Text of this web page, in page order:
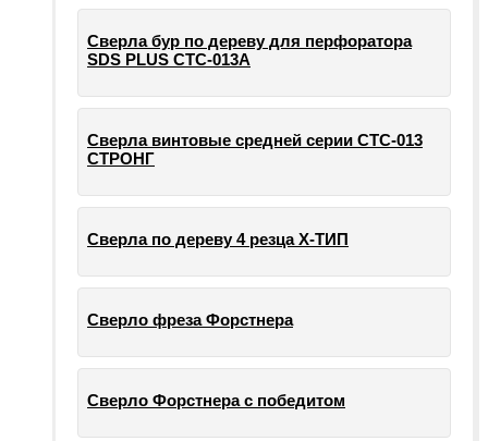
Cверла бур по дереву для перфоратора
SDS PLUS СТС-013А
Сверла винтовые средней серии СТС-013
СТРОНГ
Сверла по дереву 4 резца Х-ТИП
Сверло фреза Форстнера
Сверло Форстнера с победитом